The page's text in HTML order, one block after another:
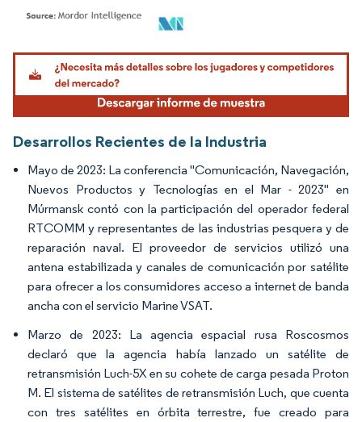
Imagen © Mordor Intelligence. El uso requiere atribución según CC BY 4.0.
Desarrollos Recientes de la Industria
Mayo de 2023: La conferencia "Comunicación, Navegación,
Nuevos Productos y Tecnologías en el Mar - 2023" en
Múrmansk contó con la participación del operador federal
RTCOMM y representantes de las industrias pesquera y de
reparación naval. El proveedor de servicios utilizó una
antena estabilizada y canales de comunicación por satélite
para ofrecer a los consumidores acceso a internet de banda
ancha con el servicio Marine VSAT.
Marzo de 2023: La agencia espacial rusa Roscosmos
declaró que la agencia había lanzado un satélite de
retransmisión Luch-5X en su cohete de carga pesada Proton
M. El sistema de satélites de retransmisión Luch, que cuenta
con tres satélites en órbita terrestre, fue creado para